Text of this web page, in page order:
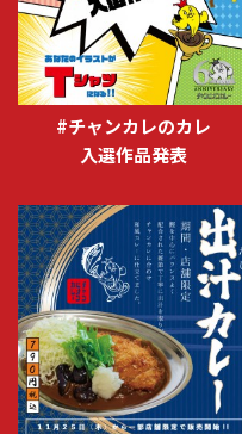
#チャンカレのカレ
入選作品発表